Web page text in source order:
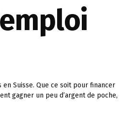
Suisse. Que ce soit pour financer
gagner un peu d’argent de poche,